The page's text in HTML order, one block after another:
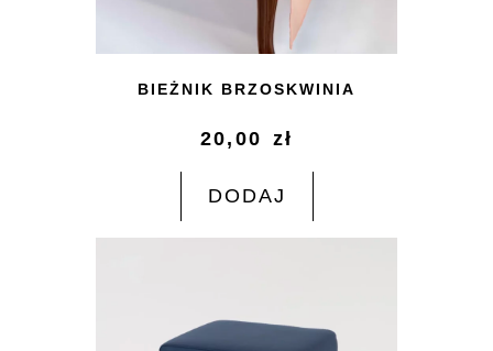
BIEŻNIK BRZOSKWINIA
20,00 zł
DODAJ